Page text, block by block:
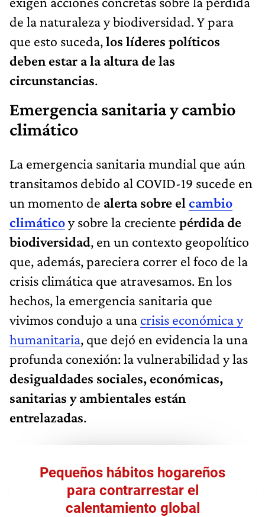
de la naturaleza y biodiversidad. Y para
que esto suceda,los líderes políticos
deben estar a la altura de las
circunstancias.
Emergencia sanitaria y cambio
climático
La emergencia sanitaria mundial que aún
transitamos debido al COVID-19 sucede en
un momento de alerta sobre el cambio
climáticoy sobre la creciente pérdida de
biodiversidad, en un contexto geopolítico
que, además, pareciera correr el foco de la
crisis climática que atravesamos. En los
hechos, la emergencia sanitaria que
vivimos condujo a una crisis económica y
humanitaria, que dejó en evidencia la una
profunda conexión: la vulnerabilidad y las
desigualdades sociales, económicas,
sanitarias y ambientales están
entrelazadas.
Pequeños hábitos hogareños
para contrarrestar el
calentamiento global